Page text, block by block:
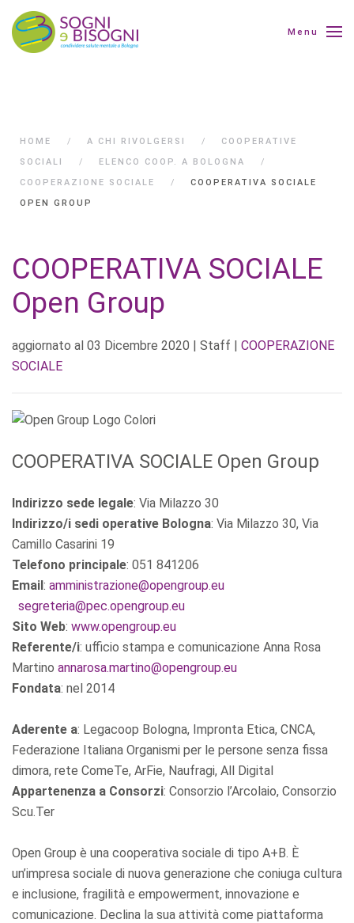
Menu
HOME A CHI RIVOLGERSI
COOPERATIVE
SOCIALI
ELENCO COOP. A BOLOGNA
COOPERAZIONE SOCIALE
COOPERATIVA SOCIALE
OPEN GROUP
COOPERATIVA SOCIALE
Open Group
aggiornato al 03 Dicembre 2020 | Staff | COOPERAZIONE
SOCIALE
COOPERATIVA SOCIALE Open Group
Indirizzo sede legale: Via Milazzo 30
Indirizzo/i sedi operative Bologna: Via Milazzo 30, Via
Camillo Casarini 19
Telefono principale: 051 841206
Email: amministrazione@opengroup.eu
segreteria@pec.opengroup.eu
Sito Web: www.opengroup.eu
Referente/i: ufficio stampa e comunicazione Anna Rosa
Martino annarosa.martino@opengroup.eu
Fondata: nel 2014
Aderente a: Legacoop Bologna, Impronta Etica, CNCA,
Federazione Italiana Organismi per le persone senza fissa
dimora, rete ComeTe, ArFie, Naufragi, All Digital
Appartenenza a Consorzi: Consorzio l’Arcolaio, Consorzio
Scu.Ter
Open Group è una cooperativa sociale di tipo A+B. È
un’impresa sociale di nuova generazione che coniuga cultura
e inclusione, fragilità e empowerment, innovazione e
comunicazione. Declina la sua attività come piattaforma